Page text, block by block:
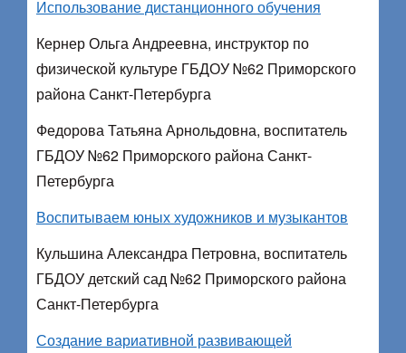
Использование дистанционного обучения
Кернер Ольга Андреевна, инструктор по
физической культуре ГБДОУ №62 Приморского
района Санкт-Петербурга
Федорова Татьяна Арнольдовна, воспитатель
ГБДОУ №62 Приморского района Санкт-
Петербурга
Воспитываем юных художников и музыкантов
Кульшина Александра Петровна, воспитатель
ГБДОУ детский сад №62 Приморского района
Санкт-Петербурга
Создание вариативной развивающей